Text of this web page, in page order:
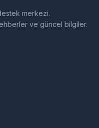
merkezi.
ve güncel bilgiler.